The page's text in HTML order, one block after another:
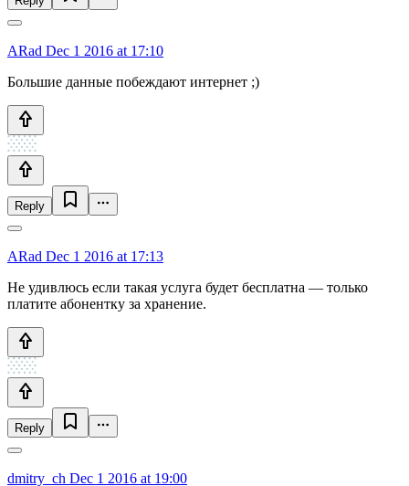
ARad Dec 1 2016 at 17:10
Большие данные побеждают интернет ;)
Reply
ARad Dec 1 2016 at 17:13
Не удивлюсь если такая услуга будет бесплатна — только
платите абонентку за хранение.
Reply
dmitry_ch Dec 1 2016 at 19:00